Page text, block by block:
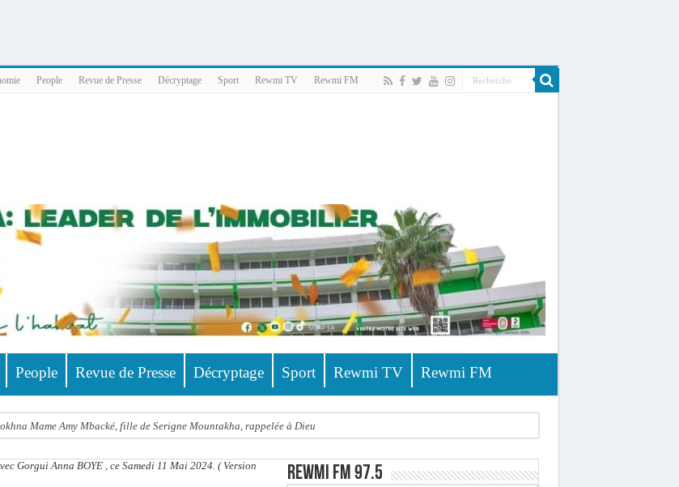
People Revue de Presse Décryptage Sport Rewmi TV Rewmi FM
People Revue de Presse Décryptage Sport Rewmi TV Rewmi FM
Mame Amy Mbacké, fille de Serigne Mountakha, rappelée à Dieu
Gorgui Anna BOYE , ce Samedi 11 Mai 2024. ( Version
Rewmi FM 97.5